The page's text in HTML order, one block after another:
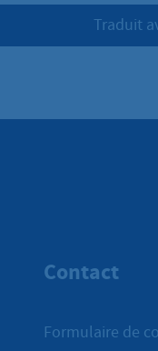
Traduit
Contact
Formulaire de